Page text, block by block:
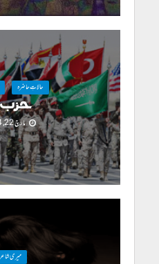
حالاتِ حاضرہ
حزب
مارچ 22, 2024
میری